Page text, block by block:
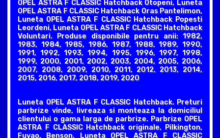
OPEL ASTRA F CLASSIC Hatchback Otopeni, Luneta
OPEL ASTRA F CLASSIC Hatchback Oras Pantelimon,
Luneta OPEL ASTRA F CLASSIC Hatchback Popesti
Leordeni, Luneta OPEL ASTRA F CLASSIC Hatchback
Voluntari. Produse disponibile pentru anii: 1982,
1983, 1984, 1985, 1986, 1987, 1988, 1989, 1990,
1991, 1992, 1993, 1994, 1995, 1996, 1997, 1998,
1999, 2000, 2001, 2002, 2003, 2004, 2005, 2006,
2007, 2008, 2009, 2010, 2011, 2012, 2013, 2014,
2015, 2016, 2017, 2018, 2019, 2020
Luneta OPEL ASTRA F CLASSIC Hatchback. Preturi
parbrize vinde, livreaza si monteaza la domiciliul
clientului o gama larga de parbrize. Parbrize OPEL
ASTRA F CLASSIC Hatchback originale, Pilkington,
Fuyao, Benson. Luneta OPEL ASTRA F CLASSIC